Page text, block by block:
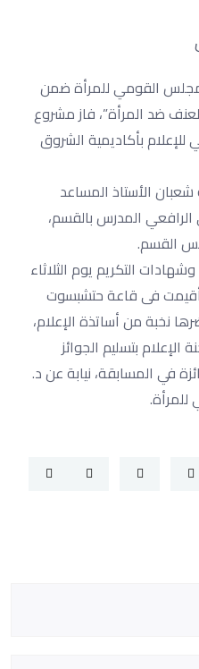
القومي للمرأة ضمن
لمناهضة العنف ضد المرأة”، فاز مشروع
للإعلام بأكاديمية الشروق
الأستاذ المساعد
الرافعي المدرس بالقسم،
القسم.
التكريم يوم الثلاثاء
كبرى أقيمت فى قاعة حتشبسوت
نخبة من أساتذة الإعلام،
بتسليم الجوائز
في المسابقة، نيابة عن د.